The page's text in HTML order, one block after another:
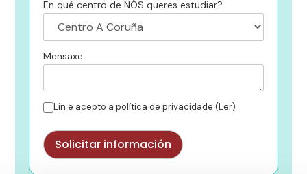
En qué centro de NÓS queres estudiar?
Mensaxe
Lin e acepto a política de privacidade(Ler)